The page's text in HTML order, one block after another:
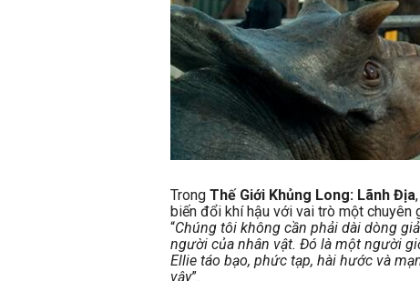
Trong Thế Giới Khủng Long: Lãnh Địa
biến đổi khí hậu với vai trò một chuyên
“Chúng tôi không cần phải dài dòng
người của nhân vật. Đó là một người
Ellie táo bạo, phức tạp, hài hước và
vậy”.